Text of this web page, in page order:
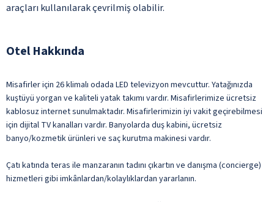
araçları kullanılarak çevrilmiş olabilir.
Otel Hakkında
Misafirler için 26 klimalı odada LED televizyon mevcuttur. Yatağınızda
kuştüyü yorgan ve kaliteli yatak takımı vardır. Misafirlerimize ücretsiz
kablosuz internet sunulmaktadır. Misafirlerimizin iyi vakit geçirebilmesi
için dijital TV kanalları vardır. Banyolarda duş kabini, ücretsiz
banyo/kozmetik ürünleri ve saç kurutma makinesi vardır.
Çatı katında teras ile manzaranın tadını çıkartın ve danışma (concierge)
hizmetleri gibi imkânlardan/kolaylıklardan yararlanın.